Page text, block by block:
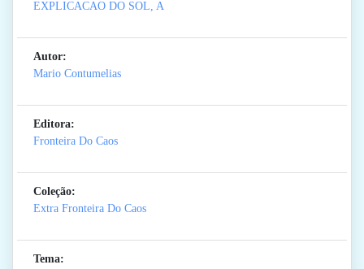
EXPLICACAO DO SOL, A
Autor:
Mario Contumelias
Editora:
Fronteira Do Caos
Coleção:
Extra Fronteira Do Caos
Tema: